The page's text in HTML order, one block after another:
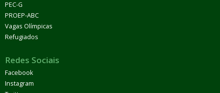
PEC-G
PROEP-ABC
Vagas Olímpicas
Refugiados
Redes Sociais
Facebook
Instagram